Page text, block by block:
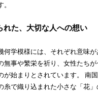
れた、大切な人への想い
何学模様には、それぞれ意味
無事や繁栄を祈り、女性たち
が始まりとされています。 南
糸で織り込まれた小さな「花